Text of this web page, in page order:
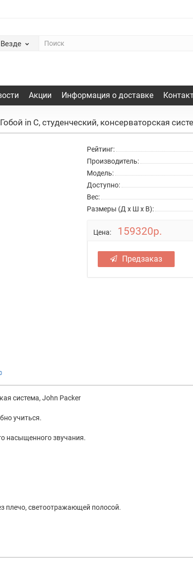
Везде
Акции Информация о доставке
in C, студенческий, консерваторская
Рейтинг:
Производитель:
Модель:
Доступно:
Вес:
Размеры (Д x Ш x В):
Цена: 159320р.
Предзаказ
система, John Packer
учиться.
насыщенного звучания.
плечо, светоотражающей полосой.